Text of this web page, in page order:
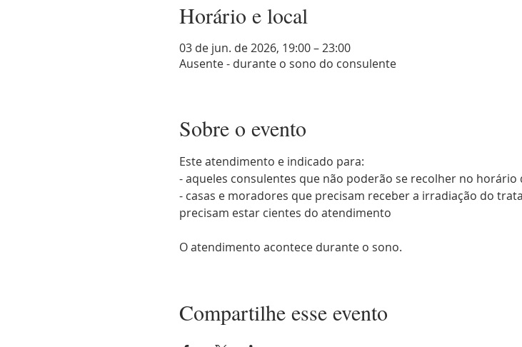
Horário e local
03 de jun. de 2026, 19:00 – 23:00
Ausente - durante o sono do consulente
Sobre o evento
Este atendimento e indicado para:
- aqueles consulentes que não poderão se recolher no horário
- casas e moradores que precisam receber a irradiação do
precisam estar cientes do atendimento
O atendimento acontece durante o sono.
Compartilhe esse evento